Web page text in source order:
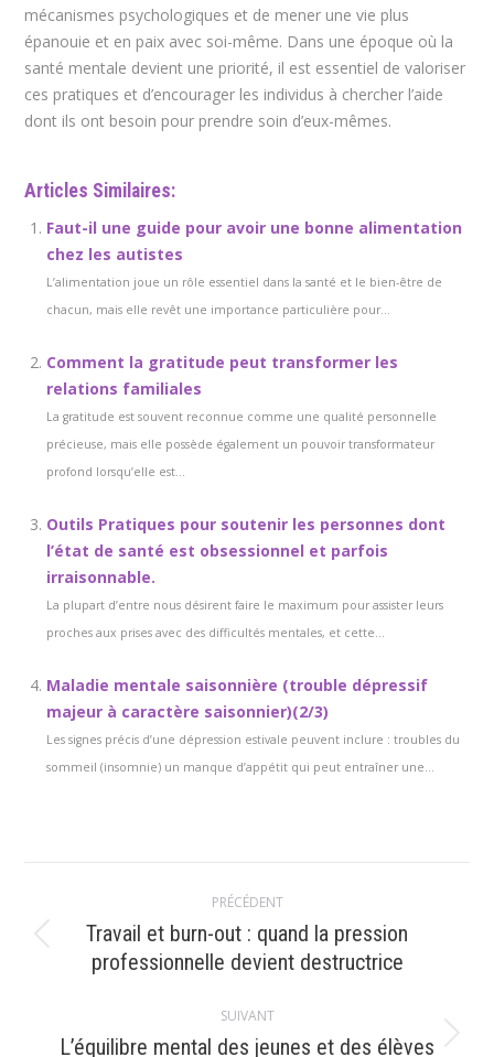
mécanismes psychologiques et de mener une vie plus
épanouie et en paix avec soi-même. Dans une époque où la
santé mentale devient une priorité, il est essentiel de valoriser
ces pratiques et d’encourager les individus à chercher l’aide
dont ils ont besoin pour prendre soin d’eux-mêmes.
Articles Similaires:
Faut-il une guide pour avoir une bonne alimentation
chez les autistes
L’alimentation joue un rôle essentiel dans la santé et le bien-être de
chacun, mais elle revêt une importance particulière pour...
Comment la gratitude peut transformer les
relations familiales
La gratitude est souvent reconnue comme une qualité personnelle
précieuse, mais elle possède également un pouvoir transformateur
profond lorsqu’elle est...
Outils Pratiques pour soutenir les personnes dont
l’état de santé est obsessionnel et parfois
irraisonnable.
La plupart d’entre nous désirent faire le maximum pour assister leurs
proches aux prises avec des difficultés mentales, et cette...
Maladie mentale saisonnière (trouble dépressif
majeur à caractère saisonnier)(2/3)
Les signes précis d’une dépression estivale peuvent inclure : troubles du
sommeil (insomnie) un manque d’appétit qui peut entraîner une...
article
PRÉCÉDENT
Article
précédent
Travail et burn-out : quand la pression
professionnelle devient destructrice
SUIVANT
Article
L’équilibre mental des jeunes et des élèves